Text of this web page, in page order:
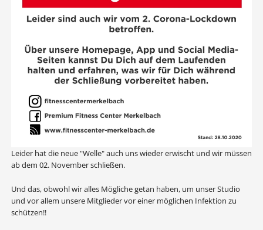
Leider hat die neue "Welle" auch uns wieder erwischt und wir müssen
ab dem 02. November schließen.
Und das, obwohl wir alles Mögliche getan haben, um unser Studio
und vor allem unsere Mitglieder vor einer möglichen Infektion zu
schützen!!